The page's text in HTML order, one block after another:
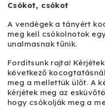
Csókot, csókot
A vendégek a tányért
meg kell csókolnotok
unalmasnak tűnik.
Fordítsunk rajta!
következő
meg a mellettük ülőt. A
kérjétek meg az
hogy csókolják meg a